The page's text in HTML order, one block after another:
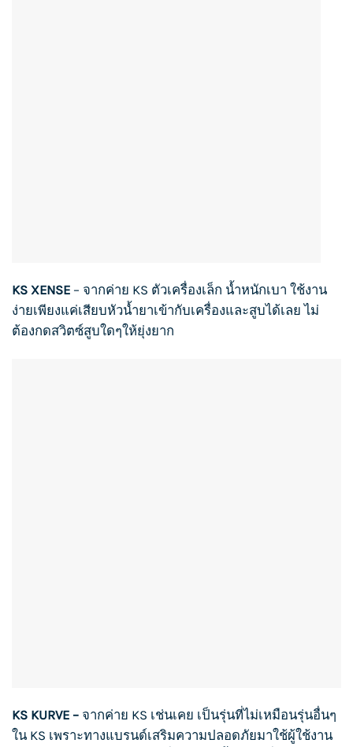
KS XENSE – จากค่าย KS ตัวเครื่องเล็ก น้ำหนักเบา ใช้งาน
ง่ายเพียงแค่เสียบหัวน้ำยาเข้ากับเครื่องและสูบได้เลย ไม่
ต้องกดสวิตซ์สูบใดๆให้ยุ่งยาก
KS KURVE – จากค่าย KS เช่นเคย เป็นรุ่นที่ไม่เหมือนรุ่นอื่นๆ
ใน KS เพราะทางแบรนด์เสริมความปลอดภัยมาใช้ผู้ใช้งาน